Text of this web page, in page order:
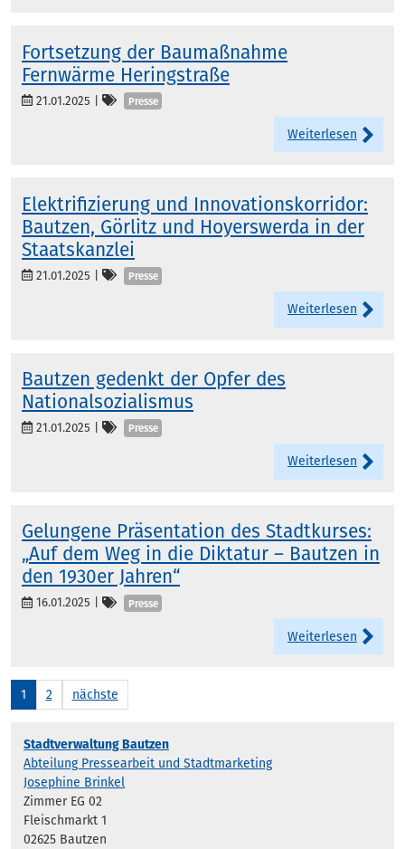
Fortsetzung der Baumaßnahme
Fernwärme Heringstraße
21.01.2025 Kategorien
Presse
Weiterlesen
Elektrifizierung und Innovationskorridor:
Bautzen, Görlitz und Hoyerswerda in der
Staatskanzlei
21.01.2025 Kategorien
Presse
Weiterlesen
Bautzen gedenkt der Opfer des
Nationalsozialismus
21.01.2025 Kategorien
Presse
Weiterlesen
Gelungene Präsentation des Stadtkurses:
„Auf dem Weg in die Diktatur – Bautzen in
den 1930er Jahren“
16.01.2025 Kategorien
Presse
Weiterlesen
1 2 nächste
Stadtverwaltung Bautzen
Abteilung Pressearbeit und Stadtmarketing
Josephine Brinkel
Zimmer EG 02
Fleischmarkt 1
02625 Bautzen